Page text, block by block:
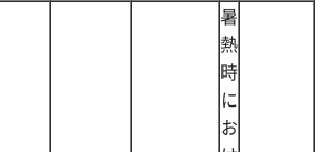
暑
熱
時
に
お